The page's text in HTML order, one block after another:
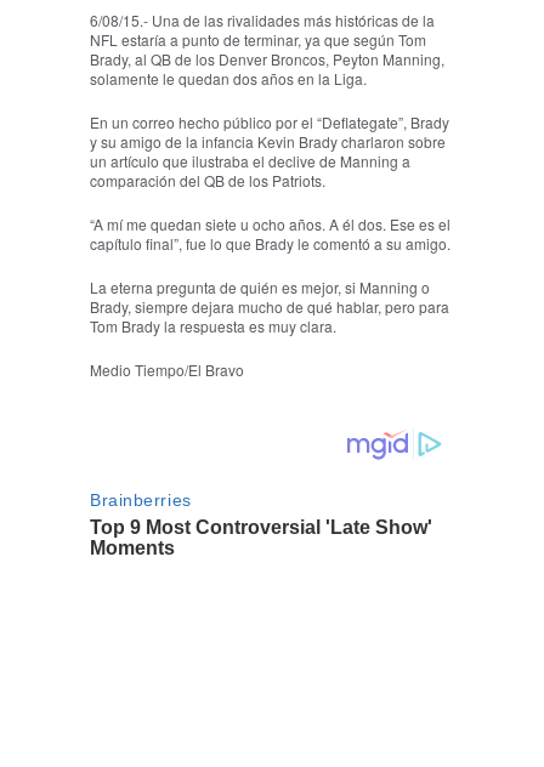
6/08/15.- Una de las rivalidades más históricas de la
NFL estaría a punto de terminar, ya que según Tom
Brady, al QB de los Denver Broncos, Peyton Manning,
solamente le quedan dos años en la Liga.
En un correo hecho público por el “Deflategate”, Brady
y su amigo de la infancia Kevin Brady charlaron sobre
un artículo que ilustraba el declive de Manning a
comparación del QB de los Patriots.
“A mí me quedan siete u ocho años. A él dos. Ese es el
capítulo final”, fue lo que Brady le comentó a su amigo.
La eterna pregunta de quién es mejor, si Manning o
Brady, siempre dejara mucho de qué hablar, pero para
Tom Brady la respuesta es muy clara.
Medio Tiempo/El Bravo